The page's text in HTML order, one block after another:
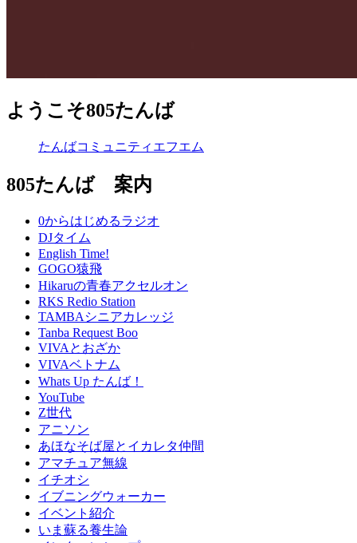
ようこそ805たんば
たんばコミュニティエフエム
805たんば 案内
0からはじめるラジオ
DJタイム
English Time!
GOGO猿飛
Hikaruの青春アクセルオン
RKS Redio Station
TAMBAシニアカレッジ
Tanba Request Boo
VIVAとおざか
VIVAベトナム
Whats Up たんば！
YouTube
Z世代
アニソン
あほなそば屋とイカレタ仲間
アマチュア無線
イチオシ
イブニングウォーカー
イベント紹介
いま蘇る養生論